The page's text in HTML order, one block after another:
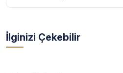
İlginizi Çekebilir